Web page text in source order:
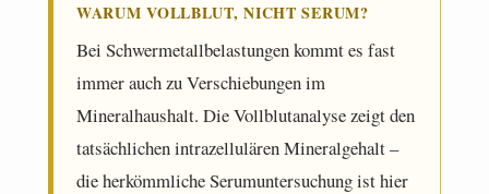
WARUM VOLLBLUT, NICHT SERUM?
Bei Schwermetallbelastungen kommt es fast
immer auch zu Verschiebungen im
Mineralhaushalt. Die Vollblutanalyse zeigt den
tatsächlichen intrazellulären Mineralgehalt –
die herkömmliche Serumuntersuchung ist hier